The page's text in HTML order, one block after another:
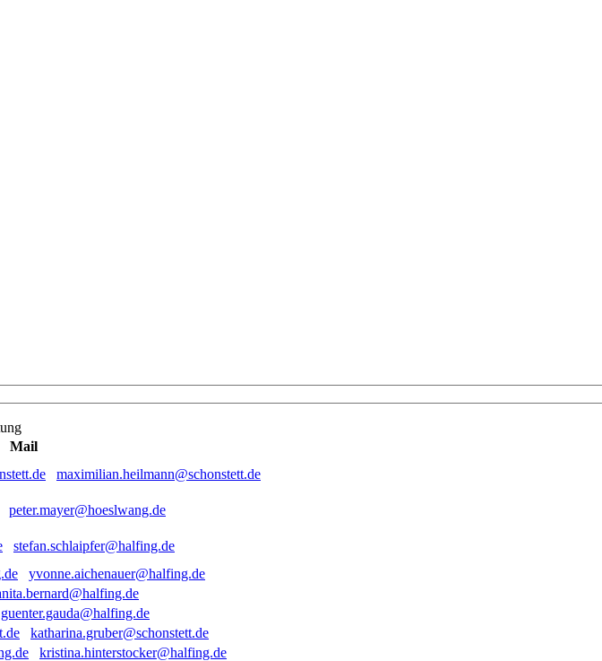
Mail
maximilian.heilmann@schonstett.de
peter.mayer@hoeslwang.de
stefan.schlaipfer@halfing.de
yvonne.aichenauer@halfing.de
guenter.gauda@halfing.de
katharina.gruber@schonstett.de
kristina.hinterstocker@halfing.de